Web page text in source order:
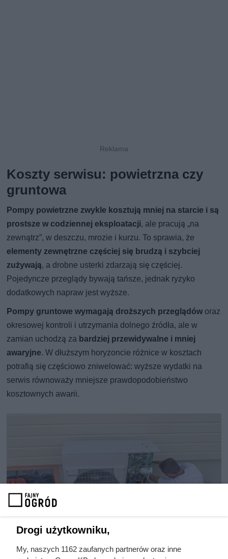
Koszty serwisu: powietrzna czy
gruntowa
Pompy powietrzne zwykle kosztują mniej na starcie i są
prostsze w codziennej eksploatacji, ale pracują „na
zewnątrz”, w deszczu, mrozie i kurzu. To sprawia, że
elementy zewnętrzne częściej się brudzą i szybciej
zużywają, a drobne usterki zdarzają się częściej.
Pojedyncze przeglądy bywają tańsze, jednak ryzyko
dodatkowych napraw jest wyższe.
Pompy gruntowe wymagają droższych przeglądów oraz
okresowej kontroli i utrzymania dolnego źródła, ale w
zamian uchodzą za bardziej przewidywalne i mniej
awaryjne. W dłuższym horyzoncie różnice w kosztach
potrafią się częściowo zniwelować: wyższe wydatki na
serwis równoważy mniejsze prawdopodobieństwo
kosztownych awarii.
Drogi użytkowniku,
My, naszych 1162 zaufanych partnerów oraz inne